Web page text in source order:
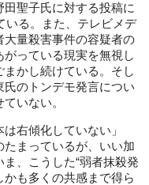
聖子氏に対する投稿に
いる。また、テレビメデ
大量殺害事件の容疑者の
っている現実を無視し
かし続けている。そし
のトンデモ発言につい
いない。
右傾化していない」
たまっているが、いい加
、こうした“弱者抹殺発
かも多くの共感まで得ら